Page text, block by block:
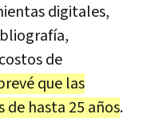
digitales,
de
que las
de hasta 25 años.